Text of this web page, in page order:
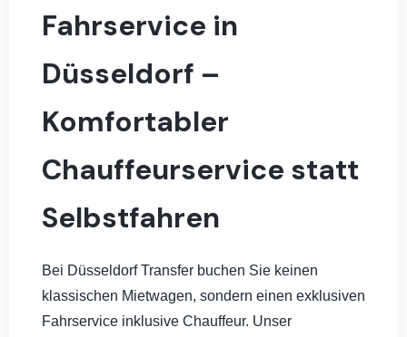
Fahrservice in
Düsseldorf –
Komfortabler
Chauffeurservice statt
Selbstfahren
Bei Düsseldorf Transfer buchen Sie keinen
klassischen Mietwagen, sondern einen exklusiven
Fahrservice inklusive Chauffeur. Unser